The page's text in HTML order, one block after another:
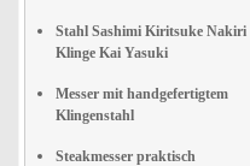
Stahl Sashimi Kiritsuke Nakiri
Klinge Kai Yasuki
Messer mit handgefertigtem
Klingenstahl
Steakmesser praktisch